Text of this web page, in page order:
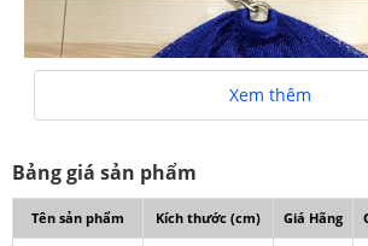
Xem thêm
Bảng giá sản phẩm
Tên sản phẩm Kích thước (cm) Giá Hãng